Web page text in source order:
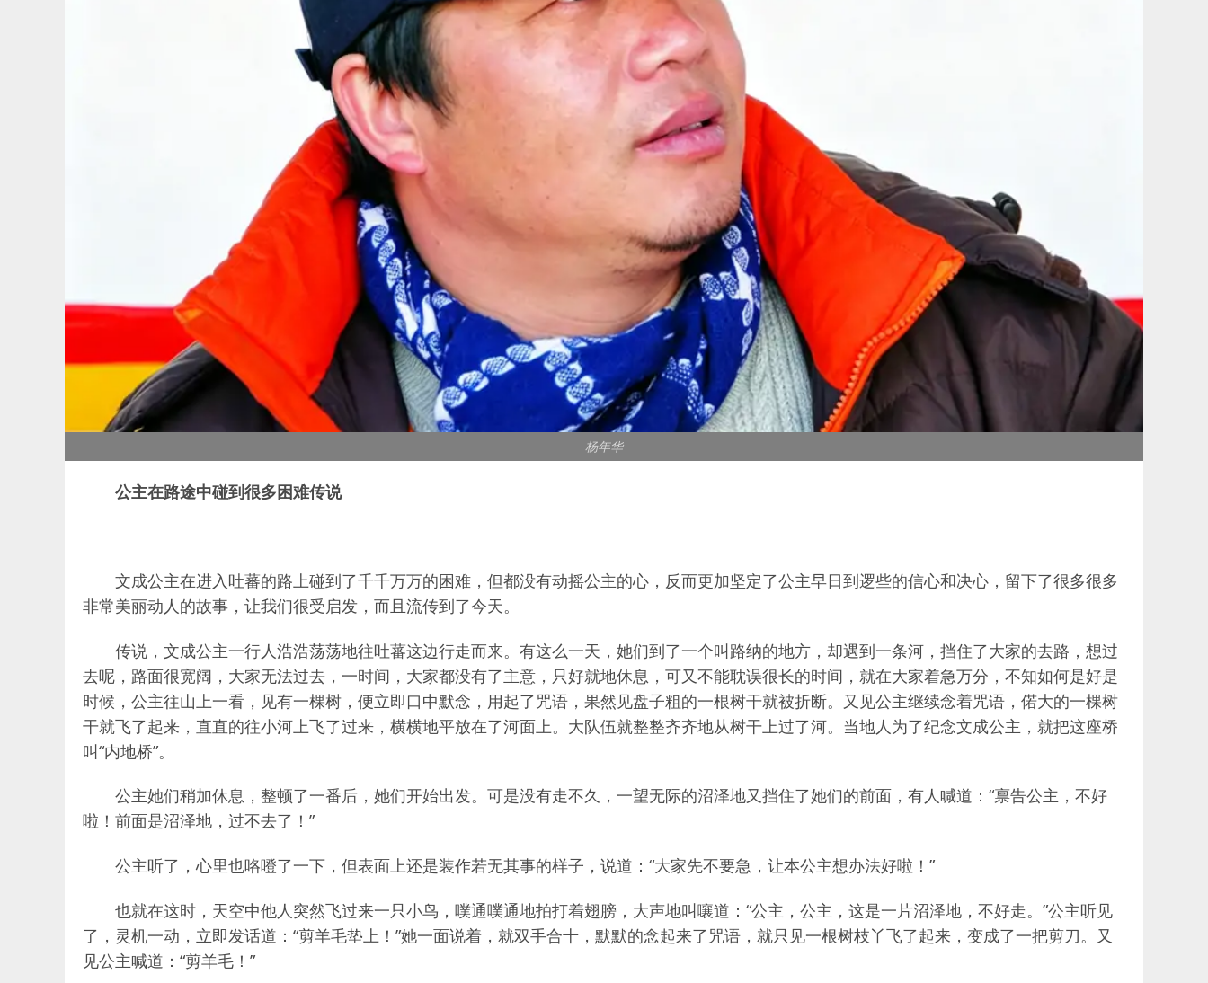
杨年华
公主在路途中碰到很多困难传说
文成公主在进入吐蕃的路上碰到了千千万万的困难，但都没有动摇公主的心，反而更加坚定了公主早日到逻些的信心和决心，留下了很多很多
非常美丽动人的故事，让我们很受启发，而且流传到了今天。
传说，文成公主一行人浩浩荡荡地往吐蕃这边行走而来。有这么一天，她们到了一个叫路纳的地方，却遇到一条河，挡住了大家的去路，想过
去呢，路面很宽阔，大家无法过去，一时间，大家都没有了主意，只好就地休息，可又不能耽误很长的时间，就在大家着急万分，不知如何是好是
时候，公主往山上一看，见有一棵树，便立即口中默念，用起了咒语，果然见盘子粗的一根树干就被折断。又见公主继续念着咒语，偌大的一棵树
干就飞了起来，直直的往小河上飞了过来，横横地平放在了河面上。大队伍就整整齐齐地从树干上过了河。当地人为了纪念文成公主，就把这座桥
叫“内地桥”。
公主她们稍加休息，整顿了一番后，她们开始出发。可是没有走不久，一望无际的沼泽地又挡住了她们的前面，有人喊道：“禀告公主，不好
啦！前面是沼泽地，过不去了！”
公主听了，心里也咯噔了一下，但表面上还是装作若无其事的样子，说道：“大家先不要急，让本公主想办法好啦！”
也就在这时，天空中他人突然飞过来一只小鸟，噗通噗通地拍打着翅膀，大声地叫嚷道：“公主，公主，这是一片沼泽地，不好走。”公主听见
了，灵机一动，立即发话道：“剪羊毛垫上！”她一面说着，就双手合十，默默的念起来了咒语，就只见一根树枝丫飞了起来，变成了一把剪刀。又
见公主喊道：“剪羊毛！”